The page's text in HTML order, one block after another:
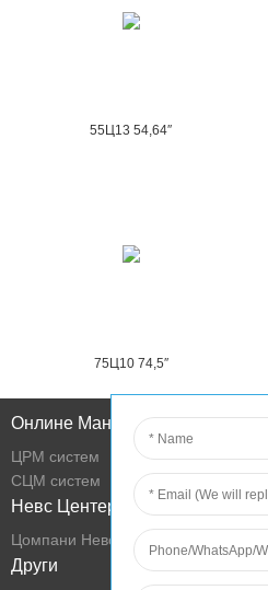
55Ц13 54,64″
75Ц10 74,5″
Онлине Манагемент
ЦРМ систем
СЦМ систем
Невс Центер
Цомпани Невс
Други